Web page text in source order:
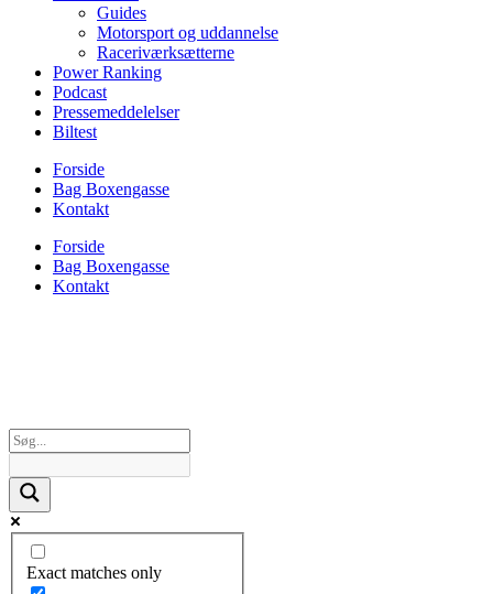
Guides
Motorsport og uddannelse
Raceriværksætterne
Power Ranking
Podcast
Pressemeddelelser
Biltest
Forside
Bag Boxengasse
Kontakt
Forside
Bag Boxengasse
Kontakt
Exact matches only